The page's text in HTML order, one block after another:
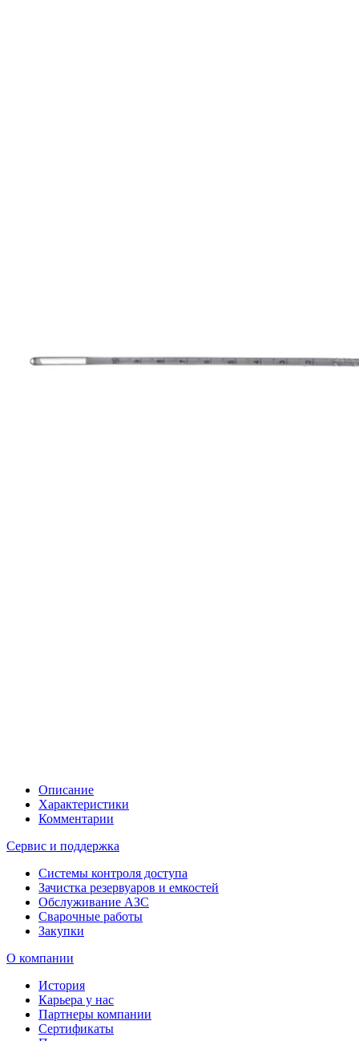
Описание
Характеристики
Комментарии
Сервис и поддержка
Системы контроля доступа
Зачистка резервуаров и емкостей
Обслуживание АЗС
Сварочные работы
Закупки
О компании
История
Карьера у нас
Партнеры компании
Сертификаты